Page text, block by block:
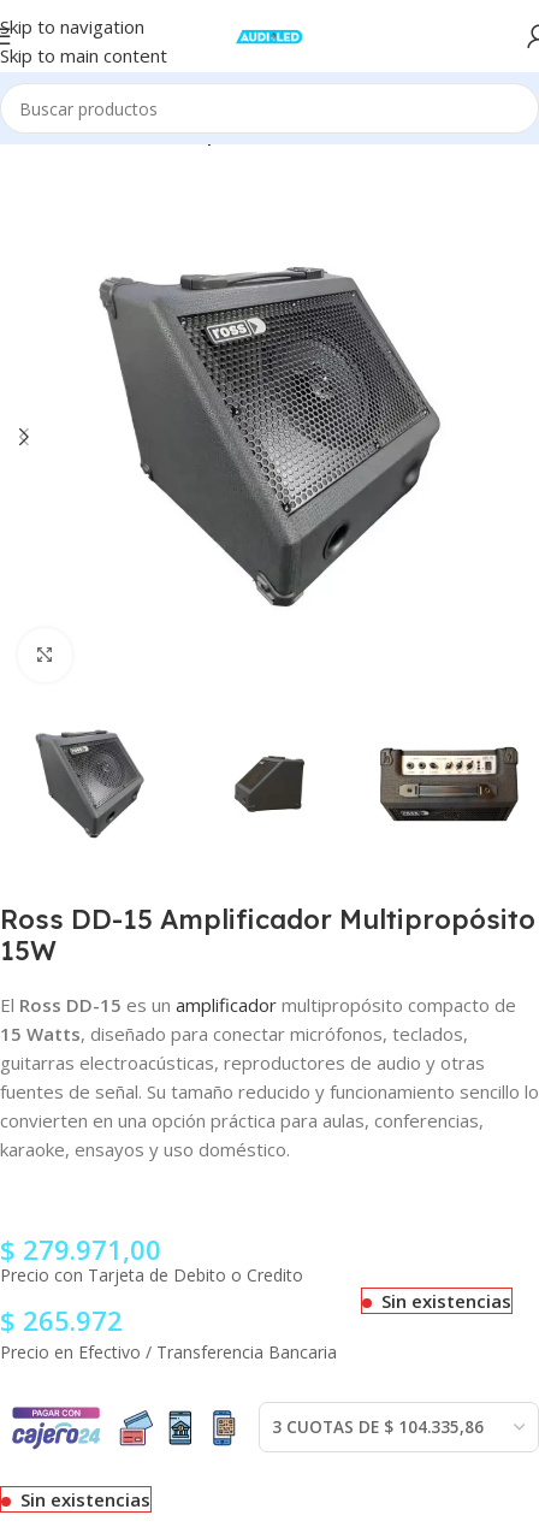
Skip to navigation
Skip to main content
Inicio Audio Música Amplificador Guitarra
Ross DD-15 Amplificador Multipropósito
15W
El Ross DD-15 es un amplificador multipropósito compacto de
15 Watts, diseñado para conectar micrófonos, teclados,
guitarras electroacústicas, reproductores de audio y otras
fuentes de señal. Su tamaño reducido y funcionamiento sencillo lo
convierten en una opción práctica para aulas, conferencias,
karaoke, ensayos y uso doméstico.
$ 279.971,00
Precio con Tarjeta de Debito o Credito
$ 265.972
Precio en Efectivo / Transferencia Bancaria
Sin existencias
Sin existencias